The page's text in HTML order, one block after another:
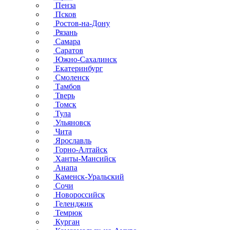
Пенза
Псков
Ростов-на-Дону
Рязань
Самара
Саратов
Южно-Сахалинск
Екатеринбург
Смоленск
Тамбов
Тверь
Томск
Тула
Ульяновск
Чита
Ярославль
Горно-Алтайск
Ханты-Мансийск
Анапа
Каменск-Уральский
Сочи
Новороссийск
Геленджик
Темрюк
Курган